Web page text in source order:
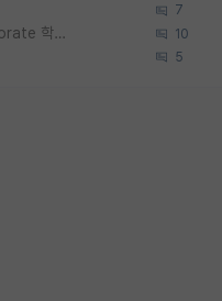
7
우리나라도 학구 열풍보면 Higher Doctorate 학위가 필요하다고 봅니다. 10
5